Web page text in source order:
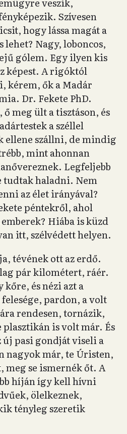
Szívesen
hogy lássa magát a
Nagy, loboncos,
gólem. Egy ilyen kis
képest. A rigóktól
kérem, ők a Madár
Dr. Fekete PhD.
meg ült a tisztáson, és
a széllel
ellene szállni, de mindig
mint ahonnan
Legfeljebb
tudtak haladni. Nem
az élet irányával?
péntekről, ahol
Hiába is küzd
itt, szélvédett helyen.
tévének ott az erdő.
pár kilométert, ráér.
és nézi azt a
pardon, a volt
rendesen, tornázik,
is volt már. És
új pasi gondját viseli a
nagyok már, te Úristen,
meg se ismernék őt. A
híján így kell hívni
ölelkeznek,
tényleg szeretik